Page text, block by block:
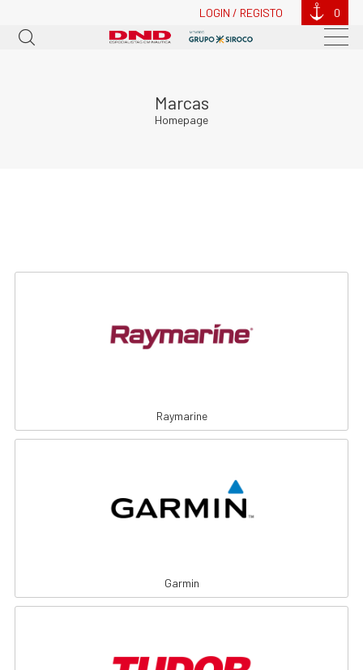
LOGIN / REGISTO 0
Marcas
Homepage
Raymarine
Garmin